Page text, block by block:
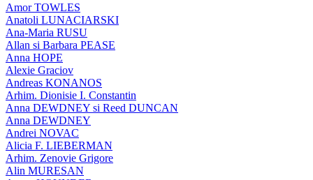
Amor TOWLES
Anatoli LUNACIARSKI
Ana-Maria RUSU
Allan si Barbara PEASE
Anna HOPE
Alexie Graciov
Andreas KONANOS
Arhim. Dionisie I. Constantin
Anna DEWDNEY si Reed DUNCAN
Anna DEWDNEY
Andrei NOVAC
Alicia F. LIEBERMAN
Arhim. Zenovie Grigore
Alin MURESAN